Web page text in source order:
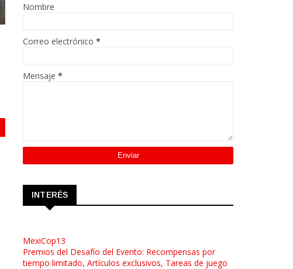
Nombre
Correo electrónico *
Mensaje *
INTERÉS
MexiCop13
Premios del Desafío del Evento: Recompensas por
tiempo limitado, Artículos exclusivos, Tareas de juego